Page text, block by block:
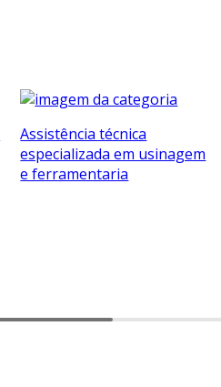
Assistência técnica
especializada em usinagem
e ferramentaria